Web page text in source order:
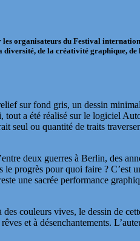
organisateurs du Festival
diversité, de la créativité graphique,
sur fond gris, un dessin
tout a été réalisé sur le logiciel
seul ou quantité de traits
deux guerres à Berlin, des
progrès pour quoi faire ? C’est
une sacrée performance
couleurs vives, le dessin de
et à désenchantements.